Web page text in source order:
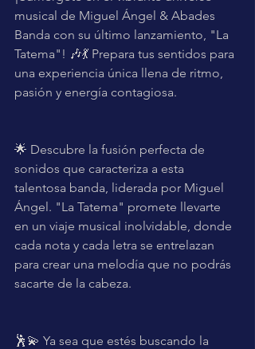
musical de Miguel Ángel & Abades
Banda con su último lanzamiento, "La
Tatema"! 🎶💃 Prepara tus sentidos para
una experiencia única llena de ritmo,
pasión y energía contagiosa.
🌟 Descubre la fusión perfecta de
sonidos que caracteriza a esta
talentosa banda, liderada por Miguel
Ángel. "La Tatema" promete llevarte
en un viaje musical inolvidable, donde
cada nota y cada letra se entrelazan
para crear una melodía que no podrás
sacarte de la cabeza.
🕺💫 Ya sea que estés buscando la